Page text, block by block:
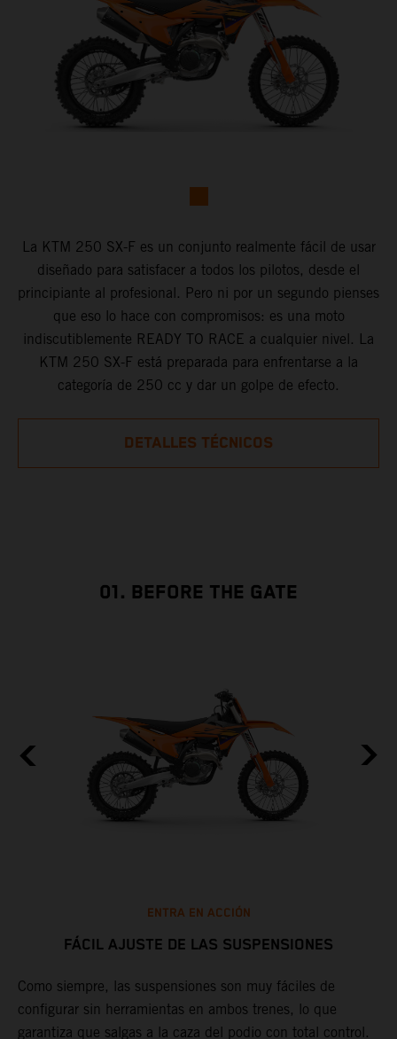
La KTM 250 SX-F es un conjunto realmente fácil de usar
diseñado para satisfacer a todos los pilotos, desde el
principiante al profesional. Pero ni por un segundo pienses
que eso lo hace con compromisos: es una moto
indiscutiblemente READY TO RACE a cualquier nivel. La
KTM 250 SX-F está preparada para enfrentarse a la
categoría de 250 cc y dar un golpe de efecto.
DETALLES TÉCNICOS
01. BEFORE THE GATE
ENTRA EN ACCIÓN
FÁCIL AJUSTE DE LAS SUSPENSIONES
Como siempre, las suspensiones son muy fáciles de
configurar sin herramientas en ambos trenes, lo que
garantiza que salgas a la caza del podio con total control.